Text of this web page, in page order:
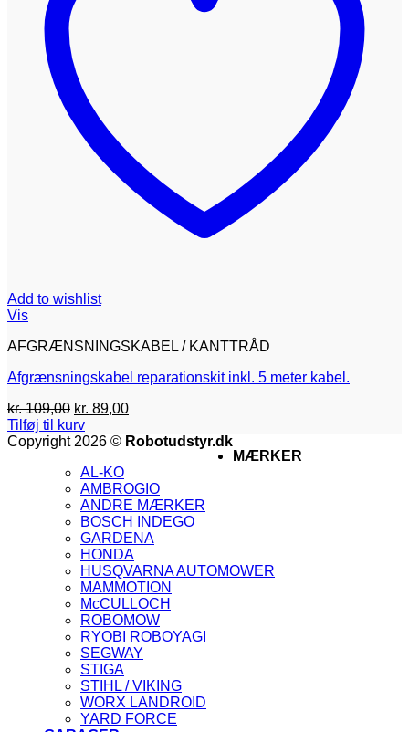
Add to wishlist
Vis
AFGRÆNSNINGSKABEL / KANTTRÅD
Afgrænsningskabel reparationskit inkl. 5 meter kabel.
kr.109,00 Den
oprindelige
pris
kr. 109,00.
kr. 89,00Den
pris
Tilføj til kurv
Copyright 2026 © Robotudstyr.dk
MÆRKER
AL-KO
AMBROGIO
ANDRE MÆRKER
BOSCH INDEGO
GARDENA
HONDA
HUSQVARNA AUTOMOWER
MAMMOTION
McCULLOCH
ROBOMOW
RYOBI ROBOYAGI
SEGWAY
STIGA
STIHL / VIKING
WORX LANDROID
YARD FORCE